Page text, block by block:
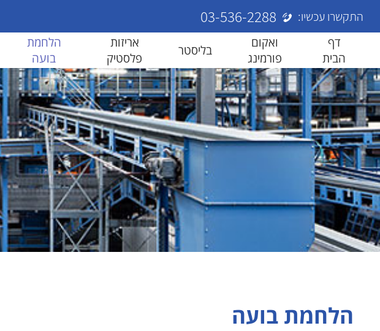
התקשרו עכשיו: 03-536-2288
דף
הבית
ואקום
פורמינג
בליסטר
אריזות
פלסטיק
הלחמת
בועה
הלחמת בועה